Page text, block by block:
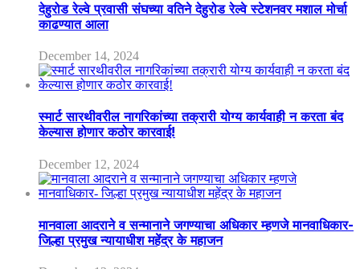
देहुरोड रेल्वे प्रवासी संघच्या वतिने देहुरोड रेल्वे स्टेशनवर मशाल मोर्चा
काढण्यात आला
December 14, 2024
स्मार्ट सारथीवरील नागरिकांच्या तक्रारी योग्य कार्यवाही न करता बंद
केल्यास होणार कठोर कारवाई!
December 12, 2024
मानवाला आदराने व सन्मानाने जगण्याचा अधिकार म्हणजे मानवाधिकार-
जिल्हा प्रमुख न्यायाधीश महेंद्र के महाजन